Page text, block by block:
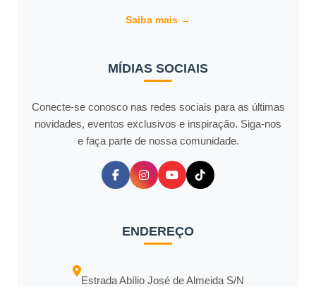
Saiba mais →
MÍDIAS SOCIAIS
Conecte-se conosco nas redes sociais para as últimas
novidades, eventos exclusivos e inspiração. Siga-nos
e faça parte de nossa comunidade.
ENDEREÇO
Estrada Abílio José de Almeida S/N